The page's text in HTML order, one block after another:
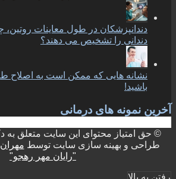
دندانپزشکان در طول معاینات روتین،
دندانی را تشخیص می دهند؟
نشانه هایی که ممکن است به اصلاح
باشید!
آخرین نمونه های درمانی
© حق امتیاز محتوای این سایت متعلق به
طراحی و بهینه سازی سایت توسط
"رایان مهر رهجو"
رفتن به بالا